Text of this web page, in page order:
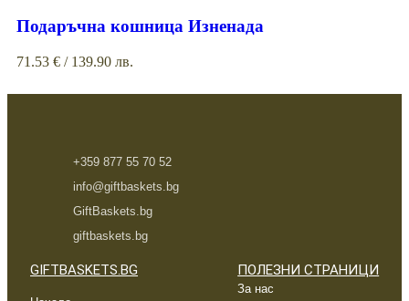
Подаръчна кошница Изненада
71.53 € / 139.90 лв.
+359 877 55 70 52
info@giftbaskets.bg
GiftBaskets.bg
giftbaskets.bg
GIFTBASKETS.BG ПОЛЕЗНИ СТРАНИЦИ
За нас